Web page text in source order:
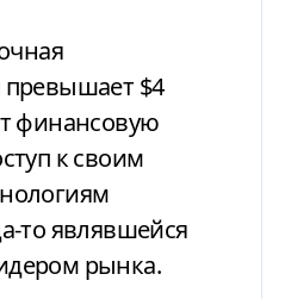
превышает $4
финансовую
к своим
то являвшейся
рынка.